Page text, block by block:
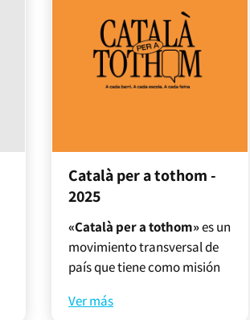
Català per a tothom -
2025
«Català per a tothom»es un
movimiento transversal de
país que tiene como misión
Ver más